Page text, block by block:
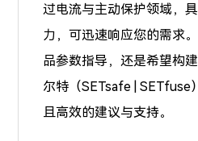
过电流与主动保护领域，
力，可迅速响应您的需求
品参数指导，还是希望构
尔特（SETsafe | SETfuse
且高效的建议与支持。